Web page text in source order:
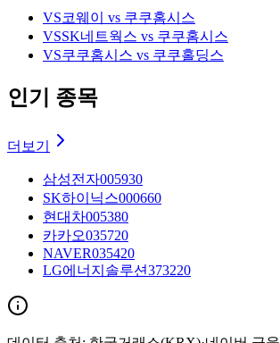
VS코웨이 vs 쿠쿠홈시스
VSSK네트웍스 vs 쿠쿠홈시스
VS쿠쿠홈시스 vs 쿠쿠홀딩스
인기 종목
더보기
삼성전자005930
SK하이닉스000660
현대차005380
카카오035720
NAVER035420
LG에너지솔루션373220